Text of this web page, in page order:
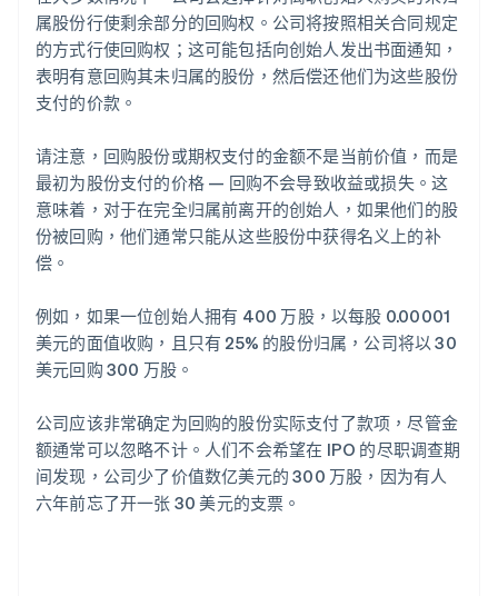
属股份行使剩余部分的回购权。公司将按照相关合同规定
的方式行使回购权；这可能包括向创始人发出书面通知，
表明有意回购其未归属的股份，然后偿还他们为这些股份
支付的价款。
请注意，回购股份或期权支付的金额不是当前价值，而是
最初为股份支付的价格 — 回购不会导致收益或损失。这
意味着，对于在完全归属前离开的创始人，如果他们的股
份被回购，他们通常只能从这些股份中获得名义上的补
偿。
例如，如果一位创始人拥有 400 万股，以每股 0.00001
美元的面值收购，且只有 25% 的股份归属，公司将以 30
美元回购 300 万股。
公司应该非常确定为回购的股份实际支付了款项，尽管金
额通常可以忽略不计。人们不会希望在 IPO 的尽职调查期
间发现，公司少了价值数亿美元的 300 万股，因为有人
六年前忘了开一张 30 美元的支票。